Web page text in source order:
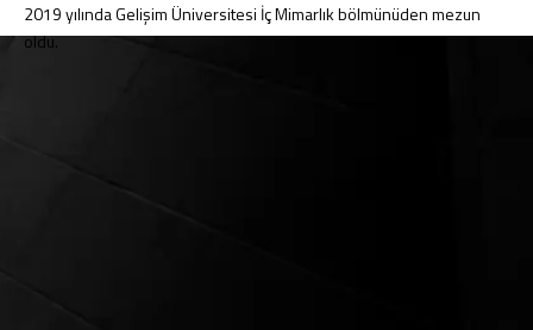
2019 yılında Gelişim Üniversitesi İç Mimarlık bölmünüden mezun
oldu.